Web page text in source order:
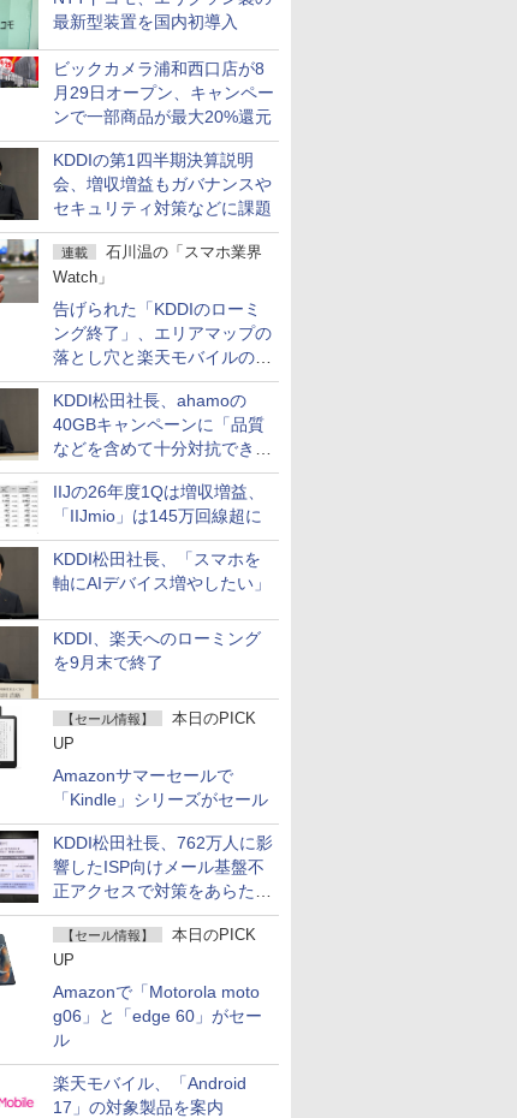
最新型装置を国内初導入
ビックカメラ浦和西口店が8
月29日オープン、キャンペー
ンで一部商品が最大20%還元
KDDIの第1四半期決算説明
会、増収増益もガバナンスや
セキュリティ対策などに課題
連載
石川温の「スマホ業界
Watch」
告げられた「KDDIのローミ
ング終了」、エリアマップの
落とし穴と楽天モバイルの課
題
KDDI松田社長、ahamoの
40GBキャンペーンに「品質
などを含めて十分対抗でき
る」
IIJの26年度1Qは増収増益、
「IIJmio」は145万回線超に
KDDI松田社長、「スマホを
軸にAIデバイス増やしたい」
KDDI、楽天へのローミング
を9月末で終了
【セール情報】
本日のPICK
UP
Amazonサマーセールで
「Kindle」シリーズがセール
KDDI松田社長、762万人に影
響したISP向けメール基盤不
正アクセスで対策をあらため
て説明
【セール情報】
本日のPICK
UP
Amazonで「Motorola moto
g06」と「edge 60」がセー
ル
楽天モバイル、「Android
17」の対象製品を案内